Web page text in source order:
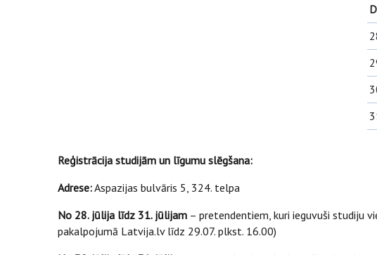
Reģistrācija studijām un līgumu slēgšana:
Adrese:Aspazijas bulvāris 5, 324. telpa
No 28. jūlija līdz 31. jūlijam – pretendentiem, kuri ieguvuši studiju
pakalpojumā Latvija.lv līdz 29.07. plkst. 16.00)